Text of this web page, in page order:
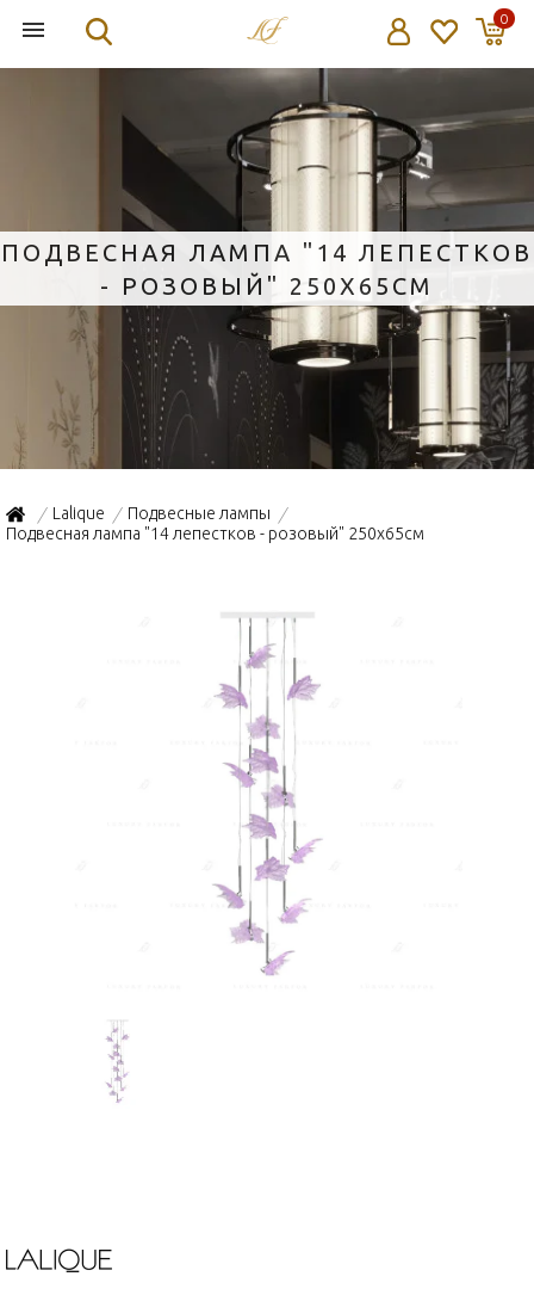
0
ПОДВЕСНАЯ ЛАМПА "14 ЛЕПЕСТКОВ
- РОЗОВЫЙ" 250Х65СМ
/ Lalique / Подвесные лампы /
Подвесная лампа "14 лепестков - розовый" 250х65см